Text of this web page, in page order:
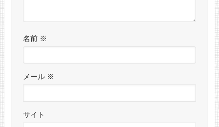
名前 ※
メール ※
サイト